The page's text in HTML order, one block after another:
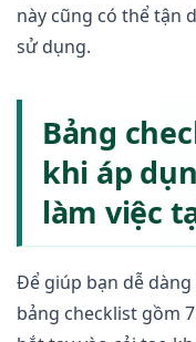
này cũng có thể tận
sử dụng.
Bảng
khi áp
làm việc
Để giúp bạn dễ
bảng checklist gồm